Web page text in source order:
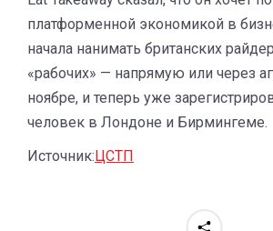
платформенной экономикой в
начала нанимать британских
«рабочих» — напрямую или через
ноябре, и теперь уже
человек в Лондоне и Бирмингеме.
Источник:ЦСТП